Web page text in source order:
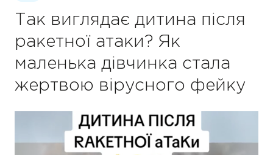
Так виглядає дитина після
ракетної атаки? Як
маленька дівчинка стала
жертвою вірусного фейку